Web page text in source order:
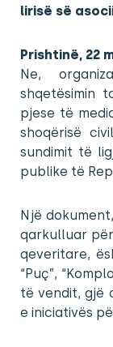
lirisë së
Prishtinë, 22
Ne,
shqetësimin
pjese të
shoqërisë
sundimit të
publike të
Një
qarkulluar
qeveritare,
“Puç”,
të vendit, gjë
e iniciativës